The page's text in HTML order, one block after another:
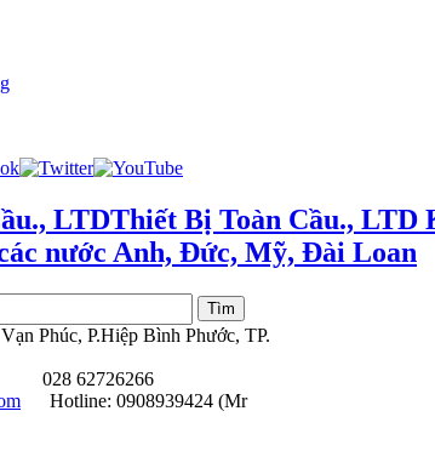
Thiết Bị Toàn Cầu., LTD
nước Anh, Đức, Mỹ, Đài Loan
Phúc, P.Hiệp Bình Phước, TP.
028 62726266
Hotline: 0908939424 (Mr